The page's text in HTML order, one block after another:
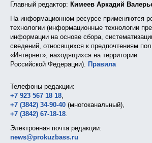
Главный редактор: Кимеев Аркадий
На информационном ресурсе применяются
технологии (информационные технологии
информации на основе сбора,
сведений, относящихся к предпочтениям
«Интернет», находящихся на территории
Российской Федерации). Правила
Телефоны редакции:
+7 923 567 18 18,
+7 (3842) 34-90-40 (многоканальный),
+7 (3842) 67-18-18.
Электронная почта редакции:
news@prokuzbass.ru